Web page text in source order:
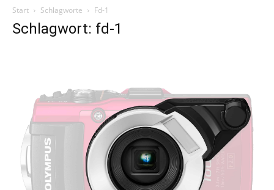
Start Schlagworte Fd-1
Schlagwort: fd-1